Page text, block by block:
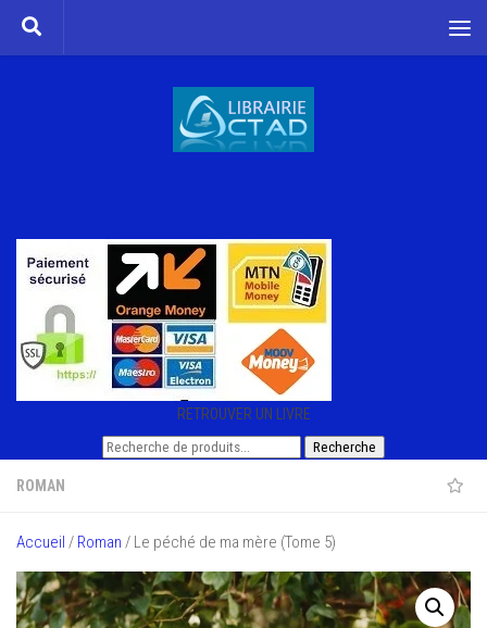
Skip to content
RETROUVER UN LIVRE
Recherche
Recherche
ROMAN
Accueil / Roman / Le péché de ma mère (Tome 5)